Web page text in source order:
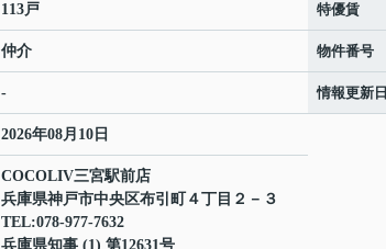
113戸 特優賃
仲介 物件番号
- 情報更新日
2026年08月10日
COCOLIV三宮駅前店
兵庫県神戸市中央区布引町４丁目２－３
TEL:078-977-7632
兵庫県知事 (1) 第12631号